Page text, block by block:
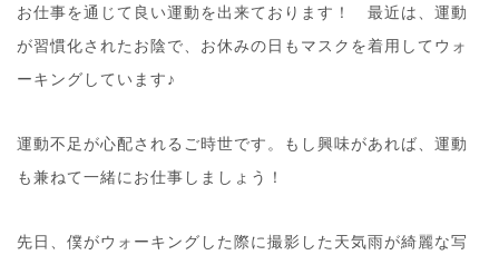
お仕事を通じて良い運動を出来ております！ 最近は、運動
が習慣化されたお陰で、お休みの日もマスクを着用してウォ
ーキングしています♪
運動不足が心配されるご時世です。もし興味があれば、運動
も兼ねて一緒にお仕事しましょう！
先日、僕がウォーキングした際に撮影した天気雨が綺麗な写